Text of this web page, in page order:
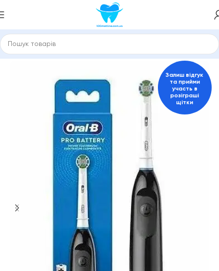
Головна Електричні зубні щітки Для дорослих
Залиш відгук
та прийми
участь в
розіграші
щітки